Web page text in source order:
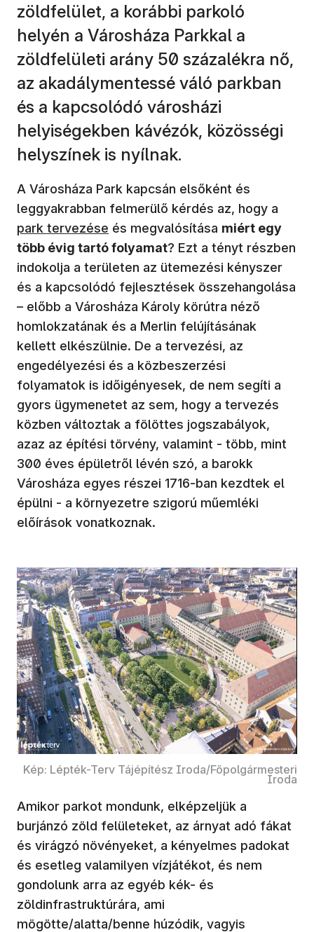
zöldfelület, a korábbi parkoló
helyén a Városháza Parkkal a
zöldfelületi arány 50 százalékra nő,
az akadálymentessé váló parkban
és a kapcsolódó városházi
helyiségekben kávézók, közösségi
helyszínek is nyílnak.
A Városháza Park kapcsán elsőként és
leggyakrabban felmerülő kérdés az, hogy a
park tervezése és megvalósítása miért egy
több évig tartó folyamat? Ezt a tényt részben
indokolja a területen az ütemezési kényszer
és a kapcsolódó fejlesztések összehangolása
– előbb a Városháza Károly körútra néző
homlokzatának és a Merlin felújításának
kellett elkészülnie. De a tervezési, az
engedélyezési és a közbeszerzési
folyamatok is időigényesek, de nem segíti a
gyors ügymenetet az sem, hogy a tervezés
közben változtak a fölöttes jogszabályok,
azaz az építési törvény, valamint - több, mint
300 éves épületről lévén szó, a barokk
Városháza egyes részei 1716-ban kezdtek el
épülni - a környezetre szigorú műemléki
előírások vonatkoznak.
Kép: Lépték-Terv Tájépítész Iroda/Főpolgármesteri
Iroda
Amikor parkot mondunk, elképzeljük a
burjánzó zöld felületeket, az árnyat adó fákat
és virágzó növényeket, a kényelmes padokat
és esetleg valamilyen vízjátékot, és nem
gondolunk arra az egyéb kék- és
zöldinfrastruktúrára, ami
mögötte/alatta/benne húzódik, vagyis